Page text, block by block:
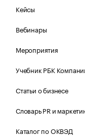
Кейсы
Вебинары
Мероприятия
Учебник РБК
Статьи о бизнесе
Словарь PR и
Каталог по ОКВЭД